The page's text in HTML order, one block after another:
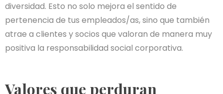
diversidad. Esto no solo mejora el sentido de
pertenencia de tus empleados/as, sino que también
atrae a clientes y socios que valoran de manera muy
positiva la responsabilidad social corporativa.
Valores que perduran